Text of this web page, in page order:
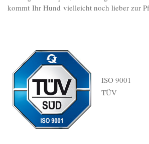
kommt Ihr Hund vielleicht noch lieber zur
ISO 9001
TÜV